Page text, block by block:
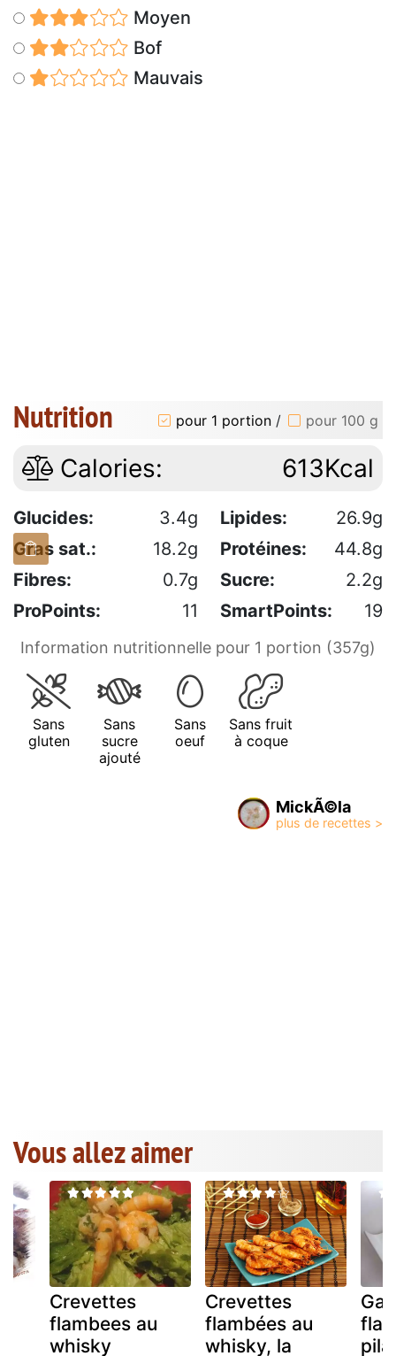
Moyen
Bof
Mauvais
Nutrition pour 1 portion / pour 100 g
Calories: 613Kcal
Glucides: 3.4g Lipides:
26.9g
Gras sat.:
18.2g Protéines:
44.8g
Fibres:
0.7g Sucre:
2.2g
ProPoints:
11 SmartPoints: 19
Information nutritionnelle pour 1 portion (357g)
Sans
gluten
Sans
sucre
ajouté
Sans
oeuf
Sans fruit
à coque
MickÃ©la
Vous allez aimer
Crevettes
flambees au
whisky
Crevettes
flambées au
whisky, la